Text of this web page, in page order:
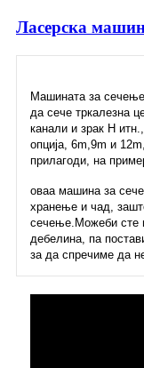
Ласерска
Машината за
да сече тркалезна
канали и зрак H
опција, 6m,9m и
прилагоди, на
оваа машина за
хранење и чад,
сечење.Можеби сте
дебелина, па
за да спречиме да